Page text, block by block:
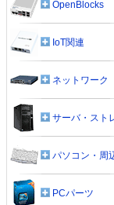
OpenBlocks
IoT関連
ネットワーク
サーバ・スト
パソコン・周
PCパーツ